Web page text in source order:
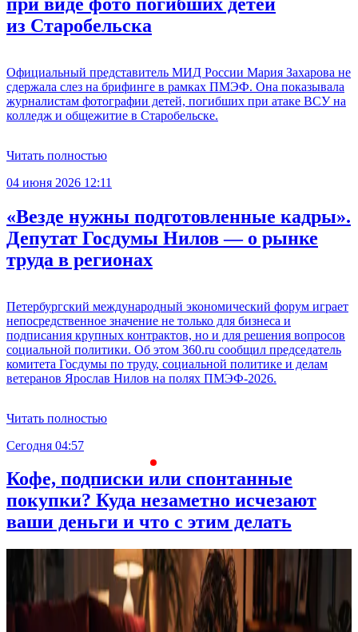
из Старобельска
Официальный представитель МИД России Мария Захарова не
сдержала слез на брифинге в рамках ПМЭФ. Она показывала
журналистам фотографии детей, погибших при атаке ВСУ на
колледж и общежитие в Старобельске.
Читать полностью
04 июня 2026 12:11
«Везде нужны подготовленные кадры».
Депутат Госдумы Нилов — о рынке
труда в регионах
Петербургский международный экономический форум играет
непосредственное значение не только для бизнеса и
подписания крупных контрактов, но и для решения вопросов
социальной политики. Об этом 360.ru сообщил председатель
комитета Госдумы по труду, социальной политике и делам
ветеранов Ярослав Нилов на полях ПМЭФ-2026.
Читать полностью
Сегодня 04:57
Кофе, подписки или спонтанные
покупки? Куда незаметно исчезают
ваши деньги и что с этим делать